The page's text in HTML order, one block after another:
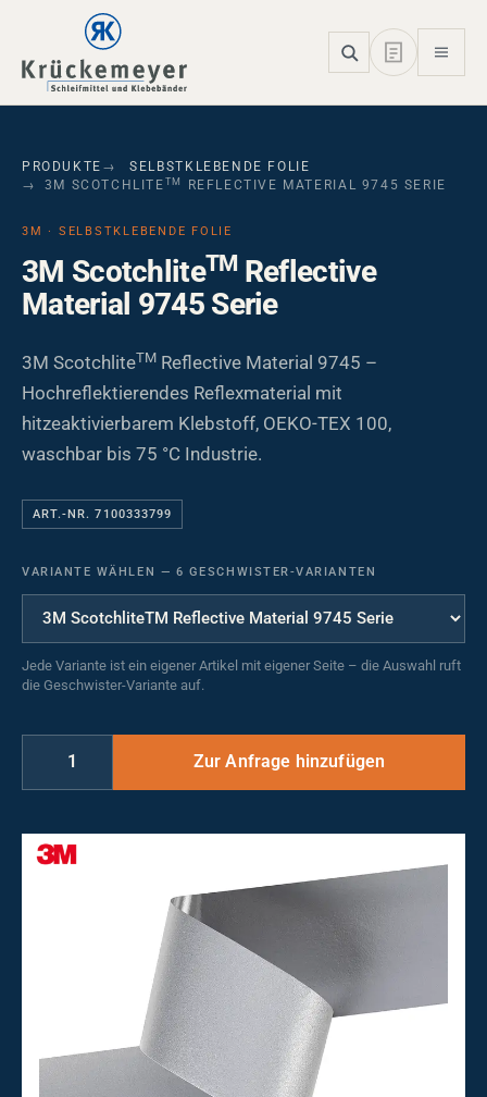
Skip to main navigation
Skip to main content
Skip to page footer
PRODUKTE
SELBSTKLEBENDE FOLIE
3M SCOTCHLITE TM REFLECTIVE MATERIAL 9745 SERIE
3M · SELBSTKLEBENDE FOLIE
3M ScotchliteTMReflective
Material 9745 Serie
3M ScotchliteTM Reflective Material 9745 –
Hochreflektierendes Reflexmaterial mit
hitzeaktivierbarem Klebstoff, OEKO-TEX 100,
waschbar bis 75 °C Industrie.
ART.-NR. 7100333799
VARIANTE WÄHLEN — 6 GESCHWISTER-VARIANTEN
Jede Variante ist ein eigener Artikel mit eigener Seite – die Auswahl ruft
die Geschwister-Variante auf.